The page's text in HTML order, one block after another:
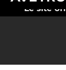
Le site